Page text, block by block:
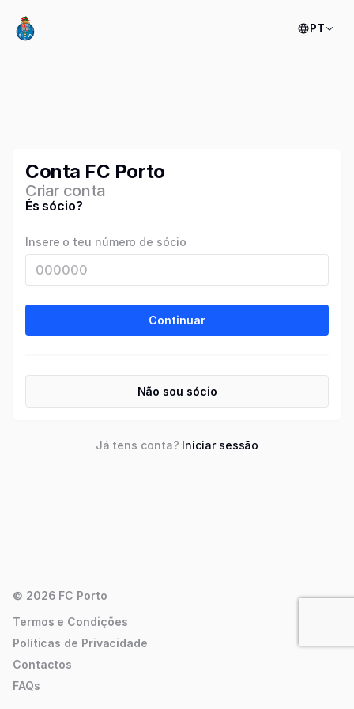
PT
Conta FC Porto
Criar conta
És sócio?
Insere o teu número de sócio
Continuar
Não sou sócio
Já tens conta? Iniciar sessão
© 2026 FC Porto
Termos e Condições
Políticas de Privacidade
Contactos
FAQs